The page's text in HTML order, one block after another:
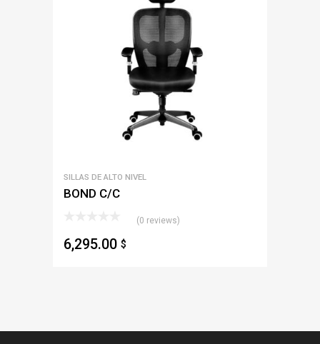
SILLAS DE ALTO NIVEL
BOND C/C
(0 reviews)
6,295.00 $